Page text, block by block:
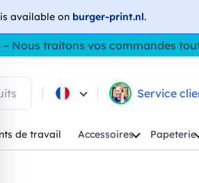
available on burger-print.nl.
– Nous traitons vos commandes
Service
de travail Accessoires Papeterie